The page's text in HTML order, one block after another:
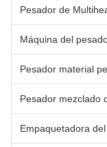
Pesador de
Máquina del
Pesador material
Pesador mezclado
Empaquetadora